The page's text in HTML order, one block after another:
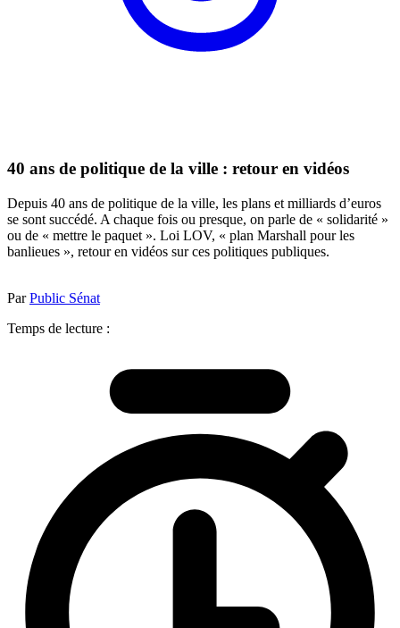
40 ans de politique de la ville : retour en vidéos
Depuis 40 ans de politique de la ville, les plans et milliards d’euros
se sont succédé. A chaque fois ou presque, on parle de « solidarité »
ou de « mettre le paquet ». Loi LOV, « plan Marshall pour les
banlieues », retour en vidéos sur ces politiques publiques.
ParPublic Sénat
Temps de lecture :